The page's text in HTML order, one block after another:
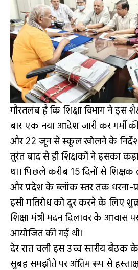
गौरतलब है कि शिक्षा विभाग ने इस
बार एक नया आदेश जारी कर गर्मी
और 22 जून से स्कूल खोलने के
तुरंत बाद से ही शिक्षकों ने इसका
था। पिछले करीब 15 दिनों से
और प्रदेश के ब्लॉक स्तर तक धरना-
इसी गतिरोध को दूर करने के लिए
शिक्षा मंत्री मदन दिलावर के
आयोजित की गई थी।
देर रात चली इस उच्च स्तरीय बैठक
सुबह समझौते पर अंतिम रूप से